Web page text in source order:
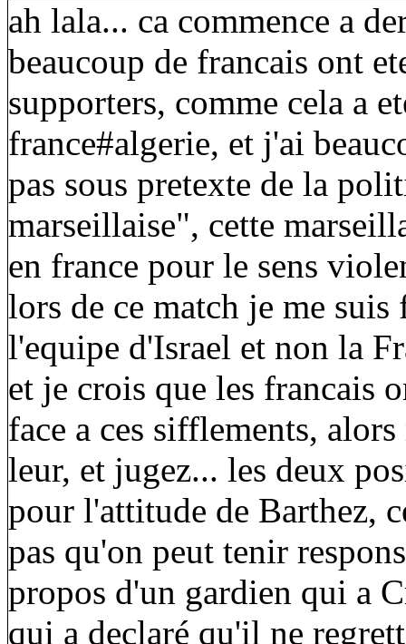
ah lala... ca commence a
beaucoup de francais ont
supporters, comme cela a
france#algerie, et j'ai
pas sous pretexte de la
marseillaise", cette
en france pour le sens
lors de ce match je me
l'equipe d'Israel et non la
et je crois que les francais
face a ces sifflements,
leur, et jugez... les deux
pour l'attitude de Barthez,
pas qu'on peut tenir
propos d'un gardien qui a
qui a declaré qu'il ne